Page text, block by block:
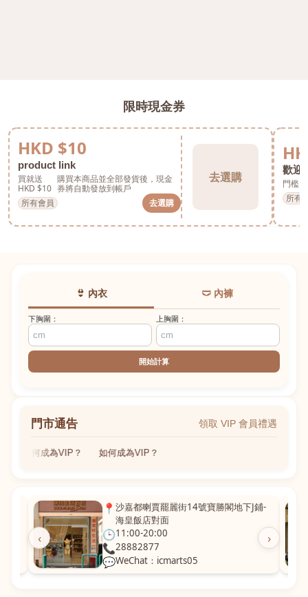
限時現金券
HKD $10
product link
買就送
HKD $10
購買本商品並全部發貨後，現金
券將自動發放到帳戶
所有會員
去選購
去選購
歡迎
門檻
所有
👙 內衣 🩲 內褲
下胸圍： 上胸圍：
開始計算
門市通告 領取 VIP 會員禮遇
如何成為VIP？ 如何成為VIP？
‹ ›
📍沙嘉都喇賈罷麗街14號寶勝閣地下J鋪-
海皇飯店對面
🕒 11:00-20:00
📞28882877
💬WeChat：icmarts05